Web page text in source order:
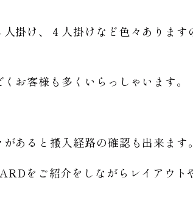
掛け、４人掛けなど色々ありま
お客様も多くいらっしゃいます。
あると搬入経路の確認も出来ます。
をご紹介をしながらレイアウト